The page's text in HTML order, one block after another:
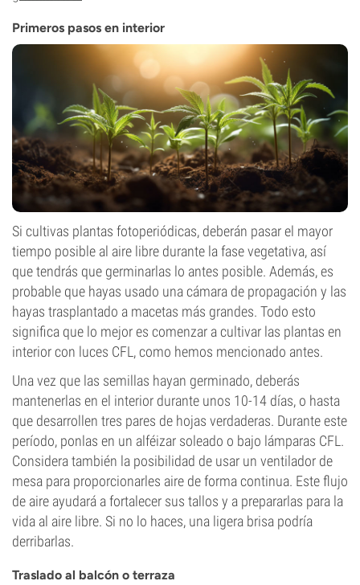
Primeros pasos en interior
Si cultivas plantas fotoperiódicas, deberán pasar el mayor
tiempo posible al aire libre durante la fase vegetativa, así
que tendrás que germinarlas lo antes posible. Además, es
probable que hayas usado una cámara de propagación y las
hayas trasplantado a macetas más grandes. Todo esto
significa que lo mejor es comenzar a cultivar las plantas en
interior con luces CFL, como hemos mencionado antes.
Una vez que las semillas hayan germinado, deberás
mantenerlas en el interior durante unos 10-14 días, o hasta
que desarrollen tres pares de hojas verdaderas. Durante este
período, ponlas en un alféizar soleado o bajo lámparas CFL.
Considera también la posibilidad de usar un ventilador de
mesa para proporcionarles aire de forma continua. Este flujo
de aire ayudará a fortalecer sus tallos y a prepararlas para la
vida al aire libre. Si no lo haces, una ligera brisa podría
derribarlas.
Traslado al balcón o terraza